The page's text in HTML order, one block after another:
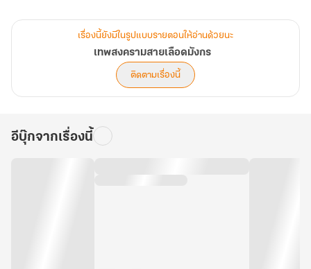
เรื่องนี้ยังมีในรูปแบบรายตอนให้อ่านด้วยนะ
เทพสงครามสายเลือดมังกร
ติดตามเรื่องนี้
อีบุ๊กจากเรื่องนี้